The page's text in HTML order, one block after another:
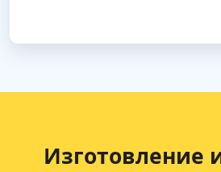
Изготовление